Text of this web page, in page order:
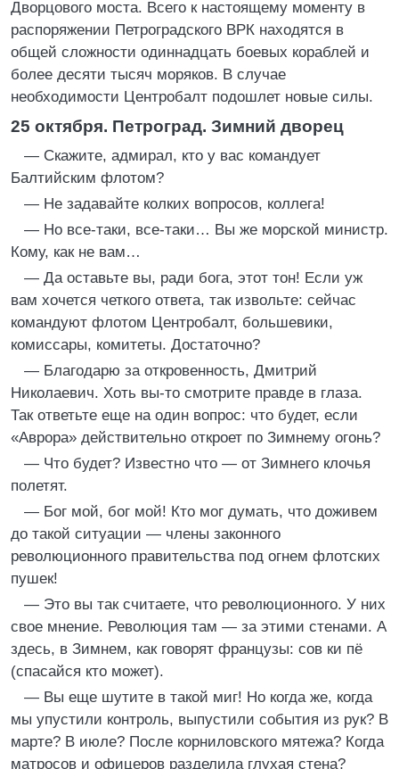
Дворцового моста. Всего к настоящему моменту в
распоряжении Петроградского ВРК находятся в
общей сложности одиннадцать боевых кораблей и
более десяти тысяч моряков. В случае
необходимости Центробалт подошлет новые силы.
25 октября. Петроград. Зимний дворец
— Скажите, адмирал, кто у вас командует
Балтийским флотом?
— Не задавайте колких вопросов, коллега!
— Но все-таки, все-таки… Вы же морской министр.
Кому, как не вам…
— Да оставьте вы, ради бога, этот тон! Если уж
вам хочется четкого ответа, так извольте: сейчас
командуют флотом Центробалт, большевики,
комиссары, комитеты. Достаточно?
— Благодарю за откровенность, Дмитрий
Николаевич. Хоть вы-то смотрите правде в глаза.
Так ответьте еще на один вопрос: что будет, если
«Аврора» действительно откроет по Зимнему огонь?
— Что будет? Известно что — от Зимнего клочья
полетят.
— Бог мой, бог мой! Кто мог думать, что доживем
до такой ситуации — члены законного
революционного правительства под огнем флотских
пушек!
— Это вы так считаете, что революционного. У них
свое мнение. Революция там — за этими стенами. А
здесь, в Зимнем, как говорят французы: сов ки пё
(спасайся кто может).
— Вы еще шутите в такой миг! Но когда же, когда
мы упустили контроль, выпустили события из рук? В
марте? В июле? После корниловского мятежа? Когда
матросов и офицеров разделила глухая стена?